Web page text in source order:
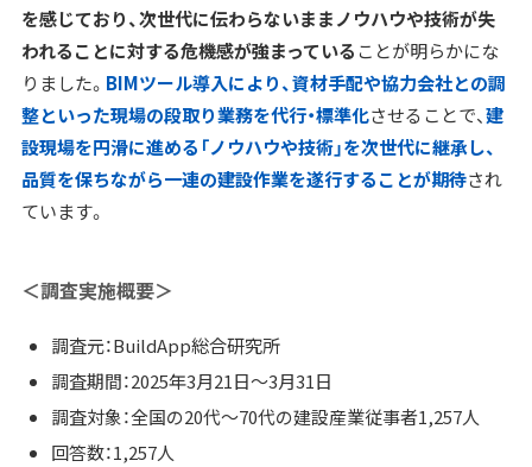
を感じており、次世代に伝わらないままノウハウや技術が失
われることに対する危機感が強まっていることが明らかにな
りました。 BIMツール導入により、資材手配や協力会社との調
整といった現場の段取り業務を代行・標準化させることで、建
設現場を円滑に進める「ノウハウや技術」を次世代に継承し、
品質を保ちながら一連の建設作業を遂行することが期待され
ています。
＜調査実施概要＞
調査元：BuildApp総合研究所
調査期間：2025年3月21日～3月31日
調査対象：全国の20代～70代の建設産業従事者1,257人
回答数：1,257人